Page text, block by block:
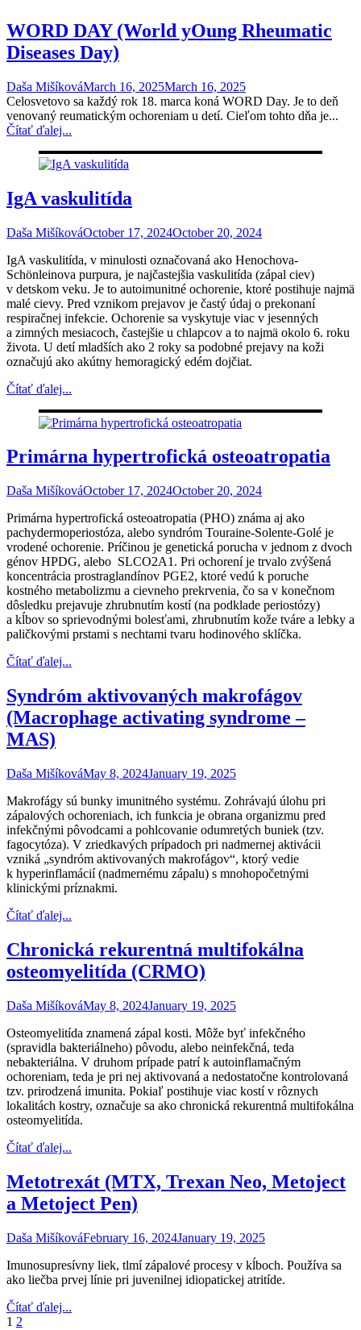
WORD DAY (World yOung Rheumatic
Diseases Day)
Daša MišíkováMarch 16, 2025March 16, 2025
Celosvetovo sa každý rok 18. marca koná WORD Day. Je to deň
venovaný reumatickým ochoreniam u detí. Cieľom tohto dňa je...
Čítať ďalej...
IgA vaskulitída
Daša MišíkováOctober 17, 2024October 20, 2024
IgA vaskulitída, v minulosti označovaná ako Henochova-
Schönleinova purpura, je najčastejšia vaskulitída (zápal ciev)
v detskom veku. Je to autoimunitné ochorenie, ktoré postihuje najmä
malé cievy. Pred vznikom prejavov je častý údaj o prekonaní
respiračnej infekcie. Ochorenie sa vyskytuje viac v jesenných
a zimných mesiacoch, častejšie u chlapcov a to najmä okolo 6. roku
života. U detí mladších ako 2 roky sa podobné prejavy na koži
označujú ako akútny hemoragický edém dojčiat.
Čítať ďalej...
Primárna hypertrofická osteoatropatia
Daša MišíkováOctober 17, 2024October 20, 2024
Primárna hypertrofická osteoatropatia (PHO) známa aj ako
pachydermoperiostóza, alebo syndróm Touraine-Solente-Golé je
vrodené ochorenie. Príčinou je genetická porucha v jednom z dvoch
génov HPDG, alebo SLCO2A1. Pri ochorení je trvalo zvýšená
koncentrácia prostraglandínov PGE2, ktoré vedú k poruche
kostného metabolizmu a cievneho prekrvenia, čo sa v konečnom
dôsledku prejavuje zhrubnutím kostí (na podklade periostózy)
a kĺbov so sprievodnými bolesťami, zhrubnutím kože tváre a lebky a
paličkovými prstami s nechtami tvaru hodinového sklíčka.
Čítať ďalej...
Syndróm aktivovaných makrofágov
(Macrophage activating syndrome –
MAS)
Daša MišíkováMay 8, 2024January 19, 2025
Makrofágy sú bunky imunitného systému. Zohrávajú úlohu pri
zápalových ochoreniach, ich funkcia je obrana organizmu pred
infekčnými pôvodcami a pohlcovanie odumretých buniek (tzv.
fagocytóza). V zriedkavých prípadoch pri nadmernej aktivácii
vzniká „syndróm aktivovaných makrofágov“, ktorý vedie
k hyperinflamácií (nadmernému zápalu) s mnohopočetnými
klinickými príznakmi.
Čítať ďalej...
Chronická rekurentná multifokálna
osteomyelitída (CRMO)
Daša MišíkováMay 8, 2024January 19, 2025
Osteomyelitída znamená zápal kosti. Môže byť infekčného
(spravidla bakteriálneho) pôvodu, alebo neinfekčná, teda
nebakteriálna. V druhom prípade patrí k autoinflamačným
ochoreniam, teda je pri nej aktivovaná a nedostatočne kontrolovaná
tzv. prirodzená imunita. Pokiaľ postihuje viac kostí v rôznych
lokalitách kostry, označuje sa ako chronická rekurentná multifokálna
osteomyelitída.
Čítať ďalej...
Metotrexát (MTX, Trexan Neo, Metoject
a Metoject Pen)
Daša MišíkováFebruary 16, 2024January 19, 2025
Imunosupresívny liek, tlmí zápalové procesy v kĺboch. Používa sa
ako liečba prvej línie pri juvenilnej idiopatickej atritíde.
Čítať ďalej...
Posts
1 2